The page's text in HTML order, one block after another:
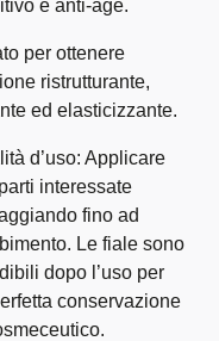
e anti-age.
per ottenere
ristrutturante,
ed elasticizzante.
d’uso: Applicare
interessate
fino ad
Le fiale sono
dopo l’uso per
conservazione